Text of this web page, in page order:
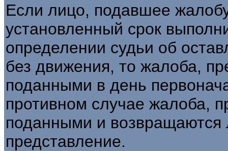
Если лицо, подавшее
установленный срок
определении судьи об
без движения, то жалоба,
поданными в день
противном случае жалоба,
поданными и
представление.